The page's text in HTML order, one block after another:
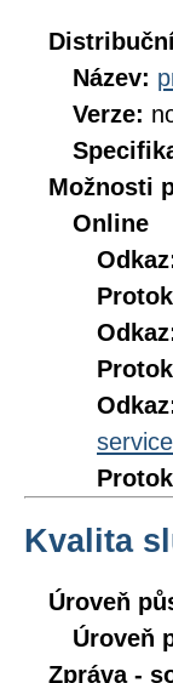
Název:
Verze:
Možnosti
Online
Kvalita
Úroveň
Úroveň
Zpráva -